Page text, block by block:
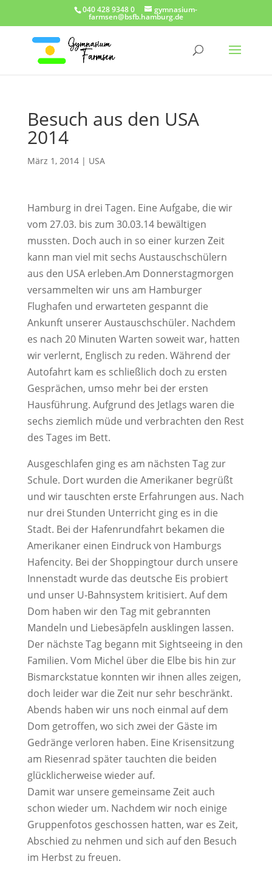
040 428 9348 0 gymnasium-
farmsen@bsfb.hamburg.de
Besuch aus den USA
2014
März 1, 2014| USA
Hamburg in drei Tagen. Eine Aufgabe, die wir
vom 27.03. bis zum 30.03.14 bewältigen
mussten. Doch auch in so einer kurzen Zeit
kann man viel mit sechs Austauschschülern
aus den USA erleben.Am Donnerstagmorgen
versammelten wir uns am Hamburger
Flughafen und erwarteten gespannt die
Ankunft unserer Austauschschüler. Nachdem
es nach 20 Minuten Warten soweit war, hatten
wir verlernt, Englisch zu reden. Während der
Autofahrt kam es schließlich doch zu ersten
Gesprächen, umso mehr bei der ersten
Hausführung. Aufgrund des Jetlags waren die
sechs ziemlich müde und verbrachten den Rest
des Tages im Bett.
Ausgeschlafen ging es am nächsten Tag zur
Schule. Dort wurden die Amerikaner begrüßt
und wir tauschten erste Erfahrungen aus. Nach
nur drei Stunden Unterricht ging es in die
Stadt. Bei der Hafenrundfahrt bekamen die
Amerikaner einen Eindruck von Hamburgs
Hafencity. Bei der Shoppingtour durch unsere
Innenstadt wurde das deutsche Eis probiert
und unser U-Bahnsystem kritisiert. Auf dem
Dom haben wir den Tag mit gebrannten
Mandeln und Liebesäpfeln ausklingen lassen.
Der nächste Tag begann mit Sightseeing in den
Familien. Vom Michel über die Elbe bis hin zur
Bismarckstatue konnten wir ihnen alles zeigen,
doch leider war die Zeit nur sehr beschränkt.
Abends haben wir uns noch einmal auf dem
Dom getroffen, wo sich zwei der Gäste im
Gedränge verloren haben. Eine Krisensitzung
am Riesenrad später tauchten die beiden
glücklicherweise wieder auf.
Damit war unsere gemeinsame Zeit auch
schon wieder um. Nachdem wir noch einige
Gruppenfotos geschossen hatten, war es Zeit,
Abschied zu nehmen und sich auf den Besuch
im Herbst zu freuen.